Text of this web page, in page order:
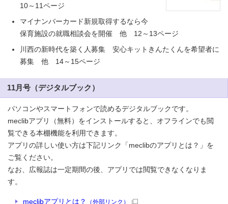
10～11ページ
マイナンバーカード新規取得するなら今
保育施設の就職相談会を開催 他 12～13ページ
川西の新時代を築く人募集 安心キットきんたくんを希望者に
募集 他 14～15ページ
11月号（デジタルブック）
パソコンやスマートフォンで読めるデジタルブックです。
meclibアプリ（無料）をインストールすると、オフラインでも閲
覧できる本棚機能を利用できます。
アプリの詳しい使い方は下記リンク「meclibのアプリとは？」を
ご覧ください。
なお、広報誌は一定期間の後、アプリでは閲覧できなくなりま
す。
meclibアプリとは？ （外部リンク）